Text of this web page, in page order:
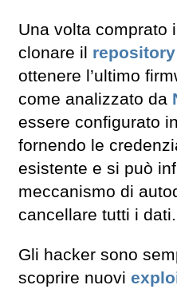
Una volta comprato
clonare il
ottenere l’ultimo
come analizzato da
essere configurato
fornendo le
esistente e si può
meccanismo di
cancellare tutti i dati.
Gli hacker sono
scoprire nuovi